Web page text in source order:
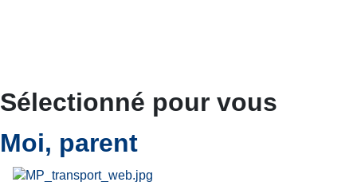
Sélectionné pour vous
Moi, parent